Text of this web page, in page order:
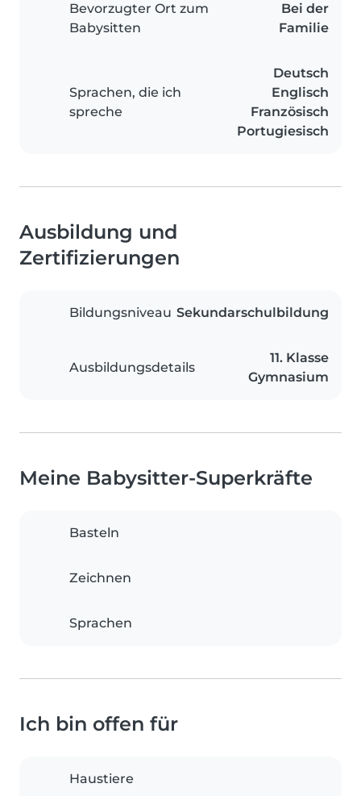
Bevorzugter Ort zum
Babysitten
Bei der
Familie
Sprachen, die ich
spreche
Deutsch
Englisch
Französisch
Portugiesisch
Ausbildung und
Zertifizierungen
Bildungsniveau Sekundarschulbildung
Ausbildungsdetails
11. Klasse
Gymnasium
Meine Babysitter-Superkräfte
Basteln
Zeichnen
Sprachen
Ich bin offen für
Haustiere